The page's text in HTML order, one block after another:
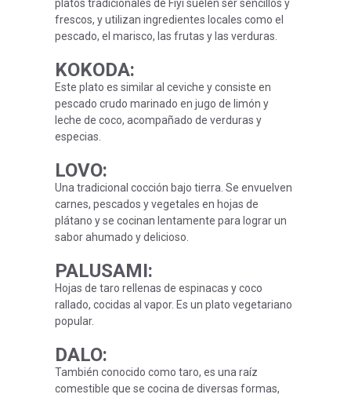
platos tradicionales de Fiyi suelen ser sencillos y
frescos, y utilizan ingredientes locales como el
pescado, el marisco, las frutas y las verduras.
KOKODA:
Este plato es similar al ceviche y consiste en
pescado crudo marinado en jugo de limón y
leche de coco, acompañado de verduras y
especias.
LOVO:
Una tradicional cocción bajo tierra. Se envuelven
carnes, pescados y vegetales en hojas de
plátano y se cocinan lentamente para lograr un
sabor ahumado y delicioso.
PALUSAMI:
Hojas de taro rellenas de espinacas y coco
rallado, cocidas al vapor. Es un plato vegetariano
popular.
DALO:
También conocido como taro, es una raíz
comestible que se cocina de diversas formas,